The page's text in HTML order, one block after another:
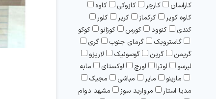
کاراسان
کارچر کازوکی
کاوه
کاوه کویر
کرکماز کریر
کلور
کندی
کنوود کورس کوزانو
کوکو
گاستروبک
گرمای جنوب
گری
گریمن
گرین گوسونيک
لاریزو
لپرسو
لوترا لورچ لوکستای
مابه
مارینو
مایر مباشی
مجیک
مدیا استار
مروارید سوز
مشهد دوام